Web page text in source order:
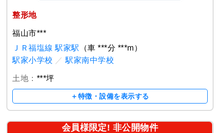
整形地
福山市***
ＪＲ福塩線 駅家駅
（車 ***分 ***m）
駅家小学校 ／ 駅家南中学校
土地： ***坪
＋特徴・設備を表示する
会員様限定! 非公開物件